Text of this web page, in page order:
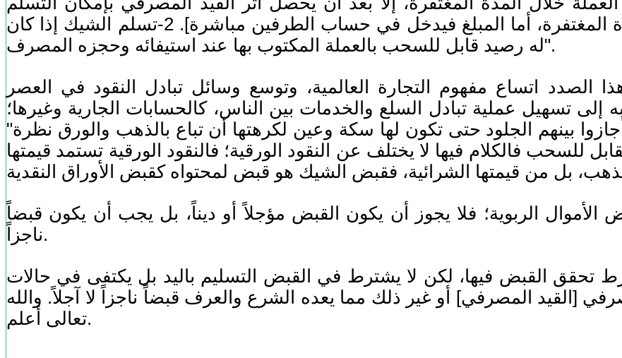
الفعلي [أي أن التصرف لا يكون إلا بعد المدة المغتفرة، أما المبلغ فيدخل في حساب الطرفين مباشرة]. 2-تسلم الشيك إذا كان
له رصيد قابل للسحب بالعملة المكتوب بها عند استيفائه وحجزه المصرف".
هذا الصدد اتساع مفهوم التجارة العالمية، وتوسع وسائل تبادل النقود في العصر
تسهيل عملية تبادل السلع والخدمات بين الناس، كالحسابات الجارية وغيرها؛
بينهم الجلود حتى تكون لها سكة وعين لكرهتها أن تباع بالذهب والورق نظرة"
القابل للسحب فالكلام فيها لا يختلف عن النقود الورقية؛ فالنقود الورقية تستمد قيمتها
الأموال الربوية؛ فلا يجوز أن يكون القبض مؤجلاً أو ديناً، بل يجب أن يكون قبضاً
ناجزاً.
تحقق القبض فيها، لكن لا يشترط في القبض التسليم باليد بل يكتفى في حالات
[القيد المصرفي] أو غير ذلك مما يعده الشرع والعرف قبضاً ناجزاً لا آجلاً. والله
تعالى أعلم.